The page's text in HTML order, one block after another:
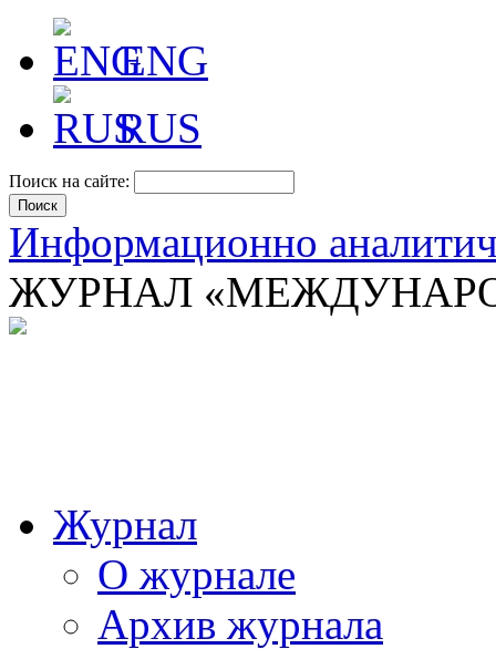
ENG
RUS
Поиск на сайте:
Информационно
ЖУРНАЛ
Журнал
О журнале
Архив журнала